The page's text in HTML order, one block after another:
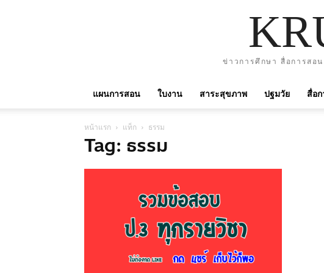
ข่าวการศึกษา สื่อการสอ
แผนการสอน ใบงาน สาระสุขภาพ ปฐมวัย สื่อ
หน้าแรก แท็ก ธรรม
Tag: ธรรม